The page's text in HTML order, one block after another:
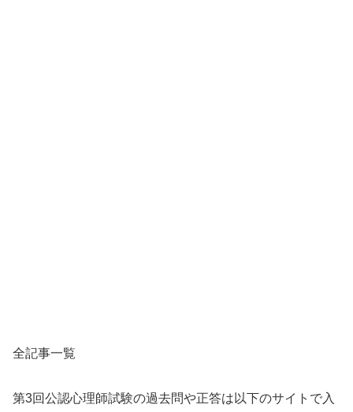
全記事一覧
第3回公認心理師試験の過去問や正答は以下のサイトで入